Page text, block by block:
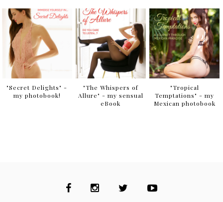
"Secret Delights" -
my photobook!
"The Whispers of
Allure" - my sensual
eBook
"Tropical
Temptations" - my
Mexican photobook